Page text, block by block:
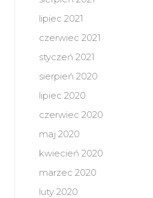
lipiec 2021
czerwiec 2021
styczeń 2021
sierpień 2020
lipiec 2020
czerwiec 2020
maj 2020
kwiecień 2020
marzec 2020
luty 2020